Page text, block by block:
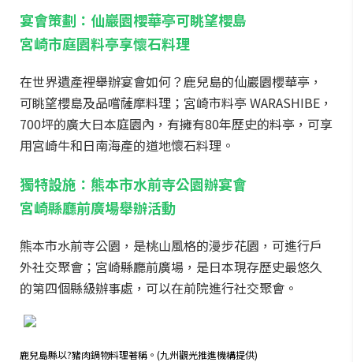
宴會策劃：仙巖園櫻華亭可眺望櫻島
宮崎市庭園料亭享懷石料理
在世界遺產裡舉辦宴會如何？鹿兒島的仙巖園櫻華亭，
可眺望櫻島及品嚐薩摩料理；宮崎市料亭 WARASHIBE，
700坪的廣大日本庭園內，有擁有80年歷史的料亭，可享
用宮崎牛和日南海產的道地懷石料理。
獨特設施：熊本市水前寺公園辦宴會
宮崎縣廳前廣場舉辦活動
熊本市水前寺公園，是桃山風格的漫步花園，可進行戶
外社交聚會；宮崎縣廳前廣場，是日本現存歷史最悠久
的第四個縣級辦事處，可以在前院進行社交聚會。
鹿兒島縣以?豬肉鍋物料理著稱。(九州觀光推進機構提供)